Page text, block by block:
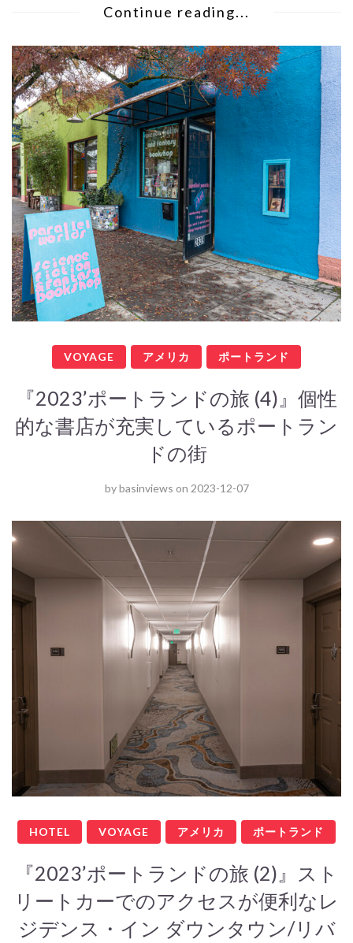
Continue reading...
VOYAGE アメリカ ポートランド
『2023’ポートランドの旅 (4)』個性
的な書店が充実しているポートラン
ドの街
bybasinviews on 2023-12-07
HOTEL VOYAGE アメリカ ポートランド
『2023’ポートランドの旅 (2)』スト
リートカーでのアクセスが便利なレ
ジデンス・イン ダウンタウン/リバ